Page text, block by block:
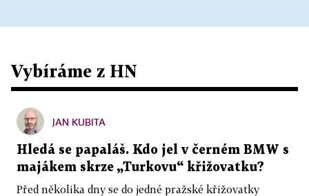
Vybíráme z HN
JAN KUBITA
Hledá se papaláš. Kdo jel v černém BMW s
majákem skrze „Turkovu“ křižovatku?
Před několika dny se do jedné pražské křižovatky